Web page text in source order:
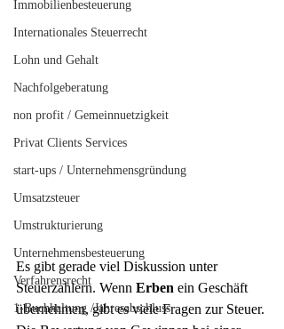
Immobilienbesteuerung
Internationales Steuerrecht
Lohn und Gehalt
Nachfolgeberatung
non profit / Gemeinnuetzigkeit
Privat Clients Services
start-ups / Unternehmensgründung
Umsatzsteuer
Umstrukturierung
Unternehmensbesteuerung
Verfahrensrecht
1-Buchhaltung /Jahresabschluss
Es gibt gerade viel Diskussion unter
Steuerzahlern. Wenn Erben ein Geschäft
übernehmen, gibt es viele Fragen zur Steuer.